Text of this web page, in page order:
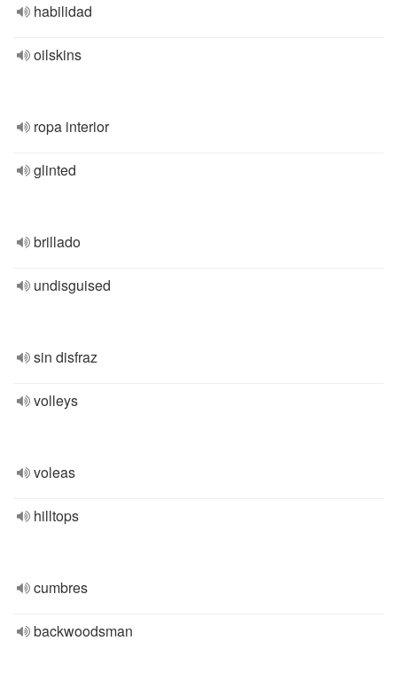
habilidad
oilskins
ropa interior
glinted
brillado
undisguised
sin disfraz
volleys
voleas
hilltops
cumbres
backwoodsman